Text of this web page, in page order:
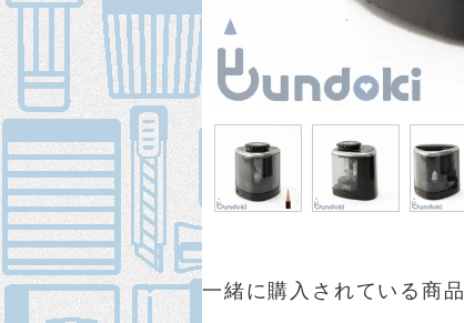
一緒に購入されている商品